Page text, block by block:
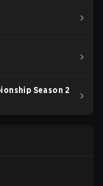
Season 2